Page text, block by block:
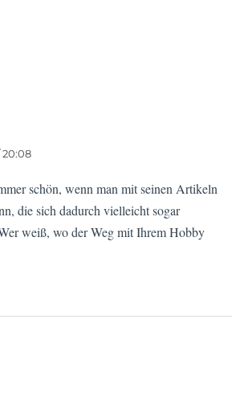
20:08
schön, wenn man mit seinen Artikeln
die sich dadurch vielleicht sogar
weiß, wo der Weg mit Ihrem Hobby